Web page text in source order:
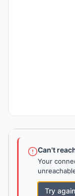
Can't
Your
Try again